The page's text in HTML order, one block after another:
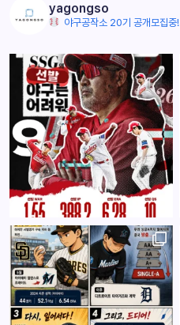
yagongso
야구공작소 20기 공개모집중!